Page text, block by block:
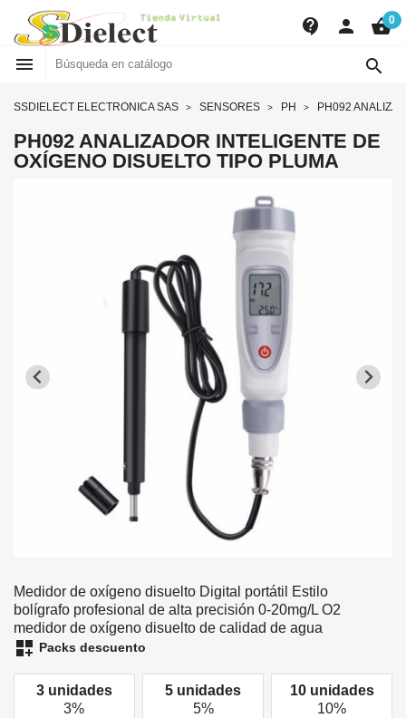
contact_support person shopping_basket0
 
SSDIELECT ELECTRONICA SAS SENSORES PH PH092
PH092 ANALIZADOR INTELIGENTE DE
OXÍGENO DISUELTO TIPO PLUMA
Medidor de oxígeno disuelto Digital portátil Estilo
bolígrafo profesional de alta precisión 0-20mg/L O2
medidor de oxígeno disuelto de calidad de agua
dashboard_customize Packs descuento
3 unidades
3%
5 unidades
5%
10 unidades
10%